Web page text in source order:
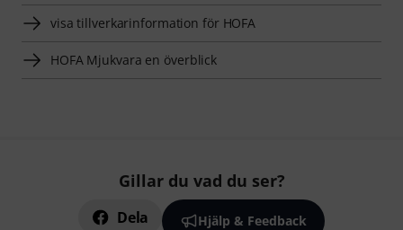
visa tillverkarinformation för HOFA
HOFA Mjukvara en överblick
Gillar du vad du ser?
Dela Hjälp & Feedback